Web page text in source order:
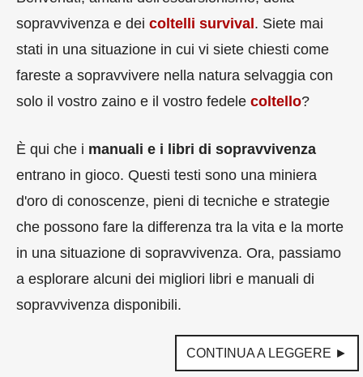
sopravvivenza e dei coltelli survival. Siete mai
stati in una situazione in cui vi siete chiesti come
fareste a sopravvivere nella natura selvaggia con
solo il vostro zaino e il vostro fedele coltello?
È qui che i manuali e i libri di sopravvivenza
entrano in gioco. Questi testi sono una miniera
d'oro di conoscenze, pieni di tecniche e strategie
che possono fare la differenza tra la vita e la morte
in una situazione di sopravvivenza. Ora, passiamo
a esplorare alcuni dei migliori libri e manuali di
sopravvivenza disponibili.
CONTINUA A LEGGERE ►